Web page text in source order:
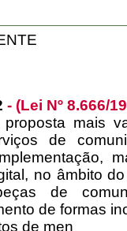
- (Lei Nº 8.666/
mais
de
no âmbito
de
de formas
de men